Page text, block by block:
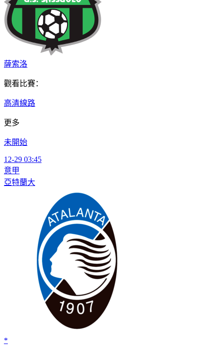
薩索洛
觀看比賽：
高清線路
更多
未開始
12-29 03:45
意甲
亞特蘭大
*